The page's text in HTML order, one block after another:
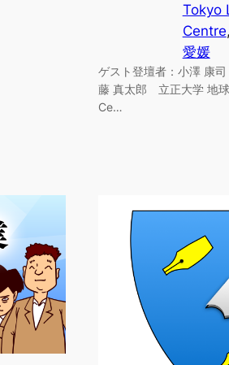
Tokyo
Centre,
愛媛
ゲスト登壇者：小澤 康
藤 真太郎 立正大学 地
Ce…